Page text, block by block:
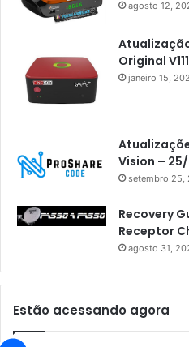
agosto 12,
Original
janeiro 15,
Vision –
setembro 25,
Recovery
Receptor
agosto 31,
Estão acessando agora